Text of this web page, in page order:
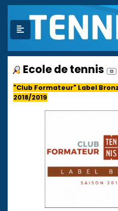
Ecole de tennis
"Club Formateur" Label
2018/2019